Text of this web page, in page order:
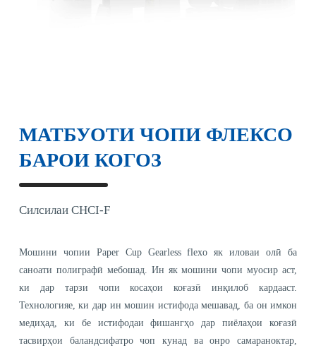
МАТБУОТИ ЧОПИ ФЛЕКСО
БАРОИ КОГОЗ
Силсилаи CHCI-F
Мошини чопии Paper Cup Gearless flexo як иловаи олӣ ба
саноати полиграфӣ мебошад. Ин як мошини чопи муосир аст,
ки дар тарзи чопи косаҳои коғазӣ инқилоб кардааст.
Технологияе, ки дар ин мошин истифода мешавад, ба он имкон
медиҳад, ки бе истифодаи фишангҳо дар пиёлаҳои коғазӣ
тасвирҳои баландсифатро чоп кунад ва онро самараноктар,